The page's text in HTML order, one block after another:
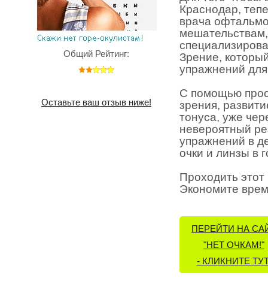
Общий Рейтинг:
Оставьте ваш отзыв ниже!
Краснодар,
врача
Зрение,
упражнений
С помощью
зрения,
тонуса, уже
невероятный
упражнений в
очки и линзы в
Проходить
Экономите
ПЕРЕЙТИ НА
"НЕТ ОЧКАМ!"
- КЛИКНИТЕ